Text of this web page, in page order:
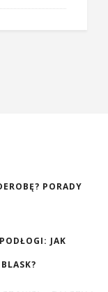
PORADY
JAK